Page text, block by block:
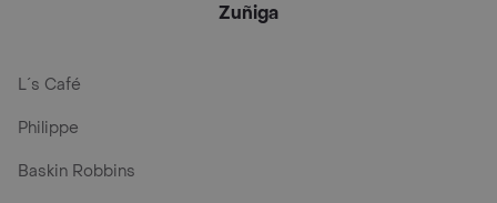
Zuñiga
L´s Café
Philippe
Baskin Robbins